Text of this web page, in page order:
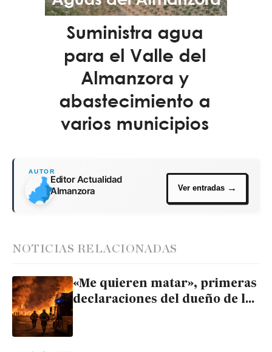
Editor Actualidad
Almanzora
NOTICIAS RELACIONADAS
«Me quieren matar», primeras
declaraciones del dueño de la